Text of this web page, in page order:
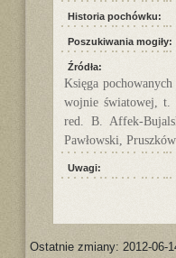
Historia pochówku:
Poszukiwania mogiły:
Źródła:
Księga
wojnie światowej, t.
red. B. Affek-
Pawłowski,
Uwagi:
Ostatnie zmiany: 2012-06-